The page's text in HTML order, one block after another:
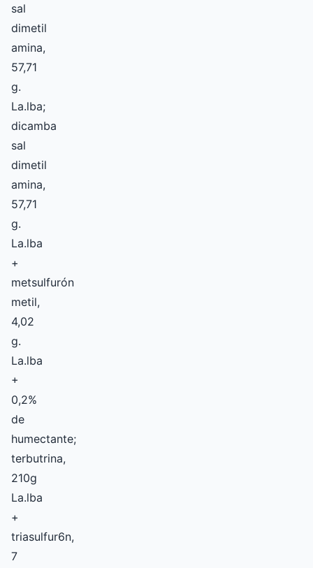
sal
dimetil
amina,
57,71
g.
La.lba;
dicamba
sal
dimetil
amina,
57,71
g.
La.lba
+
metsulfurón
metil,
4,02
g.
La.lba
+
0,2%
de
humectante;
terbutrina,
210g
La.lba
+
triasulfur6n,
7